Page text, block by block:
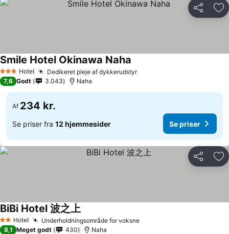
Del
3 StjernerHotel Dedikeret pleje af dykkerudstyrSe priser
Smile Hotel Okinawa Naha
7,6 Godt 3.043 Naha
Af 234 kr.
Se priser fra 12 hjemmesider Se priser
Del
2 Stjerner
Hotel Underholdningsområde for voksneSe priser
BiBi Hotel 波之上Se priser
8,1 Meget godt 430 Naha